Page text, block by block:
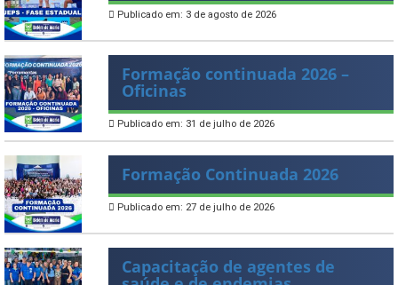
Publicado em: 3 de agosto de 2026
Formação continuada 2026 –
Oficinas
Publicado em: 31 de julho de 2026
Formação Continuada 2026
Publicado em: 27 de julho de 2026
Capacitação de agentes de